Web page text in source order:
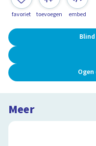
favoriet toevoegen embed
Meer